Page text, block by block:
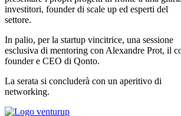
investitori, founder di scale up ed esperti del
settore.
In palio, per la startup vincitrice, una sessione
esclusiva di mentoring con Alexandre Prot, il
founder e CEO di Qonto.
La serata si concluderà con un aperitivo di
networking.